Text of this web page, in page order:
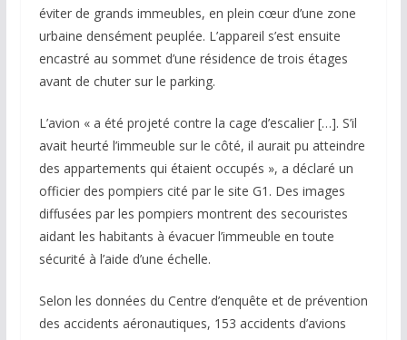
éviter de grands immeubles, en plein cœur d’une zone
urbaine densément peuplée. L’appareil s’est ensuite
encastré au sommet d’une résidence de trois étages
avant de chuter sur le parking.
L’avion « a été projeté contre la cage d’escalier […]. S’il
avait heurté l’immeuble sur le côté, il aurait pu atteindre
des appartements qui étaient occupés », a déclaré un
officier des pompiers cité par le site G1. Des images
diffusées par les pompiers montrent des secouristes
aidant les habitants à évacuer l’immeuble en toute
sécurité à l’aide d’une échelle.
Selon les données du Centre d’enquête et de prévention
des accidents aéronautiques, 153 accidents d’avions